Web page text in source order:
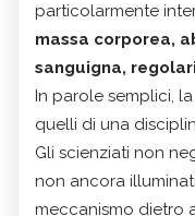
particolarmente
massa corporea,
sanguigna,
In parole semplici,
quelli di una
Gli scienziati non
non ancora
meccanismo dietro